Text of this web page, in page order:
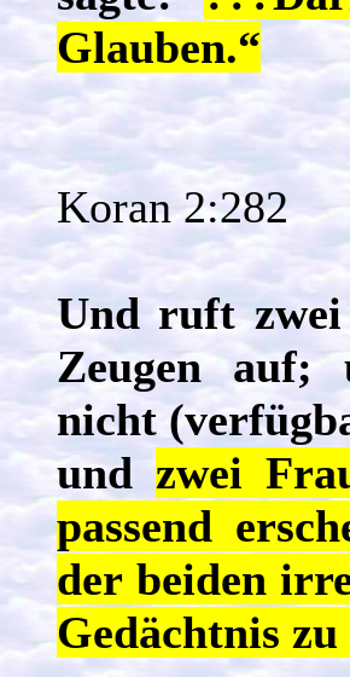
Glauben.“
Koran 2:282
Und ruft
Zeugen auf;
nicht
und zwei
passend
der beiden
Gedächtnis